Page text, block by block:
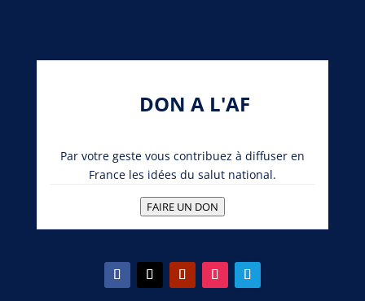
DON A L'AF
Par votre geste vous contribuez à diffuser en
France les idées du salut national.
FAIRE UN DON